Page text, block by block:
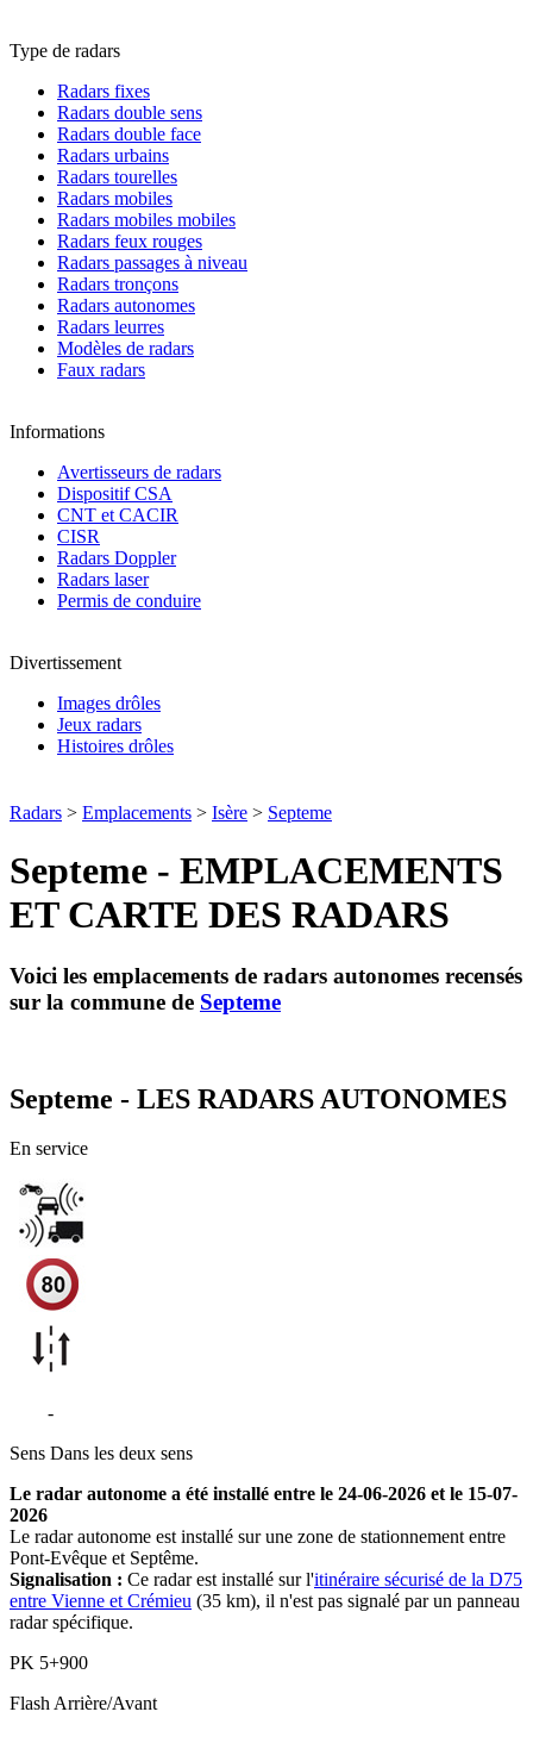
Type de radars
Radars fixes
Radars double sens
Radars double face
Radars urbains
Radars tourelles
Radars mobiles
Radars mobiles mobiles
Radars feux rouges
Radars passages à niveau
Radars tronçons
Radars autonomes
Radars leurres
Modèles de radars
Faux radars
Informations
Avertisseurs de radars
Dispositif CSA
CNT et CACIR
CISR
Radars Doppler
Radars laser
Permis de conduire
Divertissement
Images drôles
Jeux radars
Histoires drôles
Radars > Emplacements > Isère > Septeme
Septeme - EMPLACEMENTS
ET CARTE DES RADARS
Voici les emplacements de radars autonomes recensés
sur la commune de Septeme
Septeme - LES RADARS AUTONOMES
En service
-
Sens Dans les deux sens
Le radar autonome a été installé entre le 24-06-2026 et le 15-07-
2026
Le radar autonome est installé sur une zone de stationnement entre
Pont-Evêque et Septême.
Signalisation : Ce radar est installé sur l'itinéraire sécurisé de la D75
entre Vienne et Crémieu (35 km), il n'est pas signalé par un panneau
radar spécifique.
PK 5+900
FlashArrière/Avant